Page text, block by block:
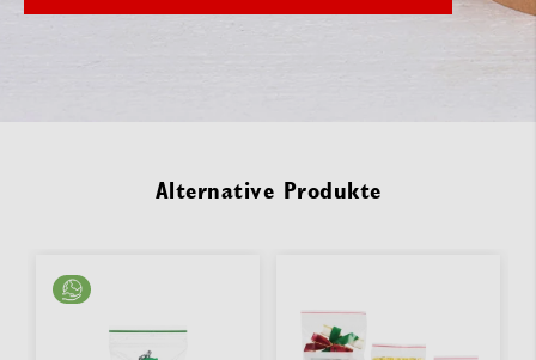
Alternative Produkte